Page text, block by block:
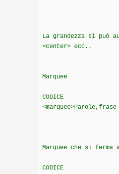
La grandezza si può
<center> ecc..
Marquee
CODICE
<marquee>Parole,frase
Marquee che si ferma
CODICE